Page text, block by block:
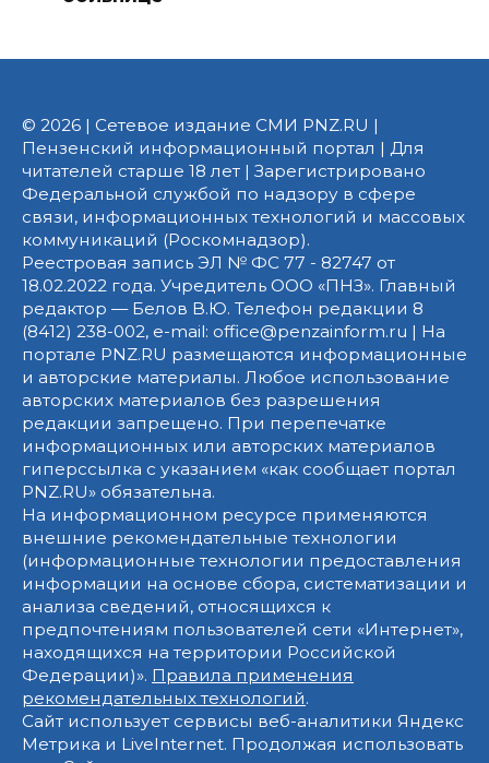
© 2026 | Сетевое издание СМИ PNZ.RU |
Пензенский информационный портал | Для
читателей старше 18 лет | Зарегистрировано
Федеральной службой по надзору в сфере
связи, информационных технологий и массовых
коммуникаций (Роскомнадзор).
Реестровая запись ЭЛ № ФС 77 - 82747 от
18.02.2022 года. Учредитель ООО «ПНЗ». Главный
редактор — Белов В.Ю. Телефон редакции 8
(8412) 238-002, e-mail: office@penzainform.ru | На
портале PNZ.RU размещаются информационные
и авторские материалы. Любое использование
авторских материалов без разрешения
редакции запрещено. При перепечатке
информационных или авторских материалов
гиперссылка с указанием «как сообщает портал
PNZ.RU» обязательна.
На информационном ресурсе применяются
внешние рекомендательные технологии
(информационные технологии предоставления
информации на основе сбора, систематизации и
анализа сведений, относящихся к
предпочтениям пользователей сети «Интернет»,
находящихся на территории Российской
Федерации)». Правила применения
рекомендательных технологий.
Сайт использует сервисы веб-аналитики Яндекс
Метрика и LiveInternet. Продолжая использовать